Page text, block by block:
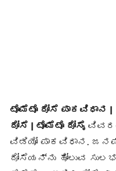
ಟೊಮೆಟೊ ದೋಸೆ
ದೋಸೆ | ಟೊಮೆಟೊ ದೋಸೈ
ವಿಡಿಯೋ ಪಾಕವಿಧಾನ.
ದೋಸೆಯನ್ನು ಹೋಲುವ